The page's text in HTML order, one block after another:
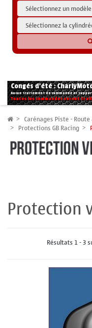
Congés d'été :
Aucun traitement de commande ni
Toutes les commandes seront
Carénages Piste - Route
Protections GB Racing
Protection
Résultats 1 - 3